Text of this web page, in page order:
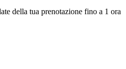
della tua prenotazione fino a 1 ora